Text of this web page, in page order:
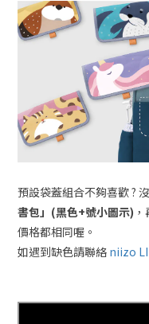
預設袋蓋組合不夠喜歡 ?
書包」(黑色+號小圖示)
價格都相同喔。
如遇到缺色請聯絡 niizo